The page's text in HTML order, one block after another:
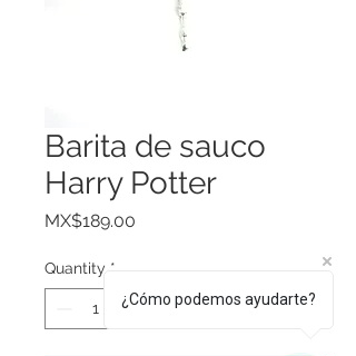
Barita de sauco
Harry Potter
MX$189.00
Quantity *
¿Cómo podemos ayudarte?